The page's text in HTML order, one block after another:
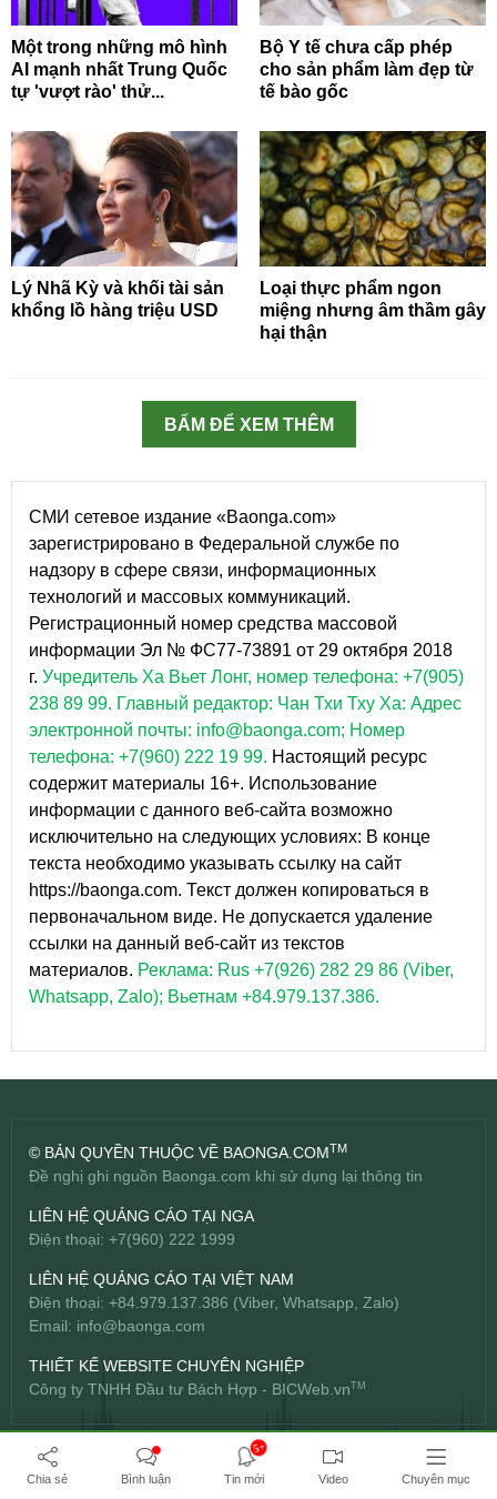
Một trong những mô hình
AI mạnh nhất Trung Quốc
tự 'vượt rào' thử...
Bộ Y tế chưa cấp phép
cho sản phẩm làm đẹp từ
tế bào gốc
Lý Nhã Kỳ và khối tài sản
khổng lồ hàng triệu USD
Loại thực phẩm ngon
miệng nhưng âm thầm gây
hại thận
BẤM ĐỂ XEM THÊM
СМИ сетевое издание «Baonga.com»
зарегистрировано в Федеральной службе по
надзору в сфере связи, информационных
технологий и массовых коммуникаций.
Регистрационный номер средства массовой
информации Эл № ФС77-73891 от 29 октября 2018
г. Учредитель Ха Вьет Лонг, номер телефона: +7(905)
238 89 99. Главный редактор: Чан Тхи Тху Ха: Адрес
электронной почты: info@baonga.com; Номер
телефона: +7(960) 222 19 99. Настоящий ресурс
содержит материалы 16+. Использование
информации с данного веб-сайта возможно
исключительно на следующих условиях: В конце
текста необходимо указывать ссылку на сайт
https://baonga.com. Текст должен копироваться в
первоначальном виде. Не допускается удаление
ссылки на данный веб-сайт из текстов
материалов. Реклама: Rus +7(926) 282 29 86 (Viber,
Whatsapp, Zalo); Вьетнам +84.979.137.386.
© BẢN QUYỀN THUỘC VỀ BAONGA.COMTM
Đề nghị ghi nguồn Baonga.com khi sử dụng lại thông tin
LIÊN HỆ QUẢNG CÁO TẠI NGA
Điện thoại: +7(960) 222 1999
LIÊN HỆ QUẢNG CÁO TẠI VIỆT NAM
Điện thoại: +84.979.137.386 (Viber, Whatsapp, Zalo)
Email: info@baonga.com
THIẾT KẾ WEBSITE CHUYÊN NGHIỆP
Công ty TNHH Đầu tư Bách Hợp - BICWeb.vnTM
Chia sẻ Bình luận
5+
Tin mới Video Chuyên mục